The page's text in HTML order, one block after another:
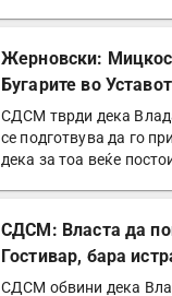
Жерновски:
Бугарите во
СДСМ тврди дека
се подготвува да го
дека за тоа веќе
СДСМ: Власта да
Гостивар, бара
СДСМ обвини дека